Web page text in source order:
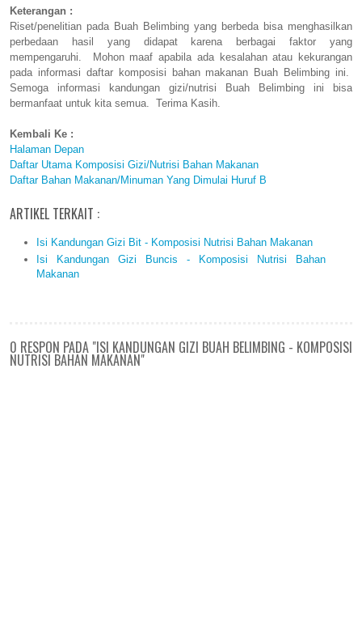
Keterangan :
Riset/penelitian pada Buah Belimbing yang berbeda bisa menghasilkan
perbedaan hasil yang didapat karena berbagai faktor yang
mempengaruhi. Mohon maaf apabila ada kesalahan atau kekurangan
pada informasi daftar komposisi bahan makanan Buah Belimbing ini.
Semoga informasi kandungan gizi/nutrisi Buah Belimbing ini bisa
bermanfaat untuk kita semua. Terima Kasih.
Kembali Ke :
Halaman Depan
Daftar Utama Komposisi Gizi/Nutrisi Bahan Makanan
Daftar Bahan Makanan/Minuman Yang Dimulai Huruf B
ARTIKEL TERKAIT :
Isi Kandungan Gizi Bit - Komposisi Nutrisi Bahan Makanan
Isi Kandungan Gizi Buncis - Komposisi Nutrisi Bahan
Makanan
0 RESPON PADA "ISI KANDUNGAN GIZI BUAH BELIMBING - KOMPOSISI
NUTRISI BAHAN MAKANAN"